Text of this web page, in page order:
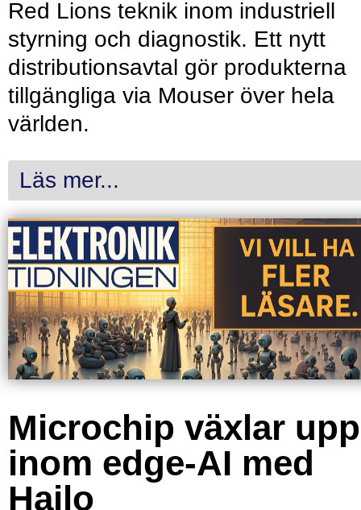
Red Lions teknik inom industriell
styrning och diagnostik. Ett nytt
distributionsavtal gör produkterna
tillgängliga via Mouser över hela
världen.
Läs mer...
Microchip växlar upp
inom edge-AI med
Hailo